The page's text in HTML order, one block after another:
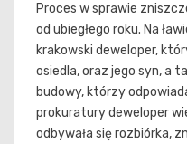
Proces w sprawie
od ubiegłego roku. Na
krakowski deweloper,
osiedla, oraz jego syn, a
budowy, którzy
prokuratury deweloper
odbywała się rozbiórka,